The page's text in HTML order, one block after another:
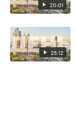
20:01
25:12